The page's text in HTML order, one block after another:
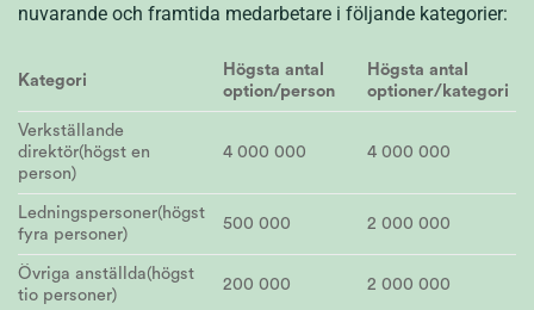
nuvarande och framtida medarbetare i följande kategorier:
Kategori
Högsta antal
option/person
Högsta antal
optioner/kategori
Verkställande
direktör(högst en
person)
4 000 000 4 000 000
Ledningspersoner(högst
fyra personer)
500 000 2 000 000
Övriga anställda(högst
tio personer)
200 000 2 000 000